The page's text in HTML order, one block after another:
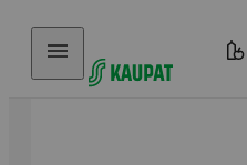
Hyppää sisältöön